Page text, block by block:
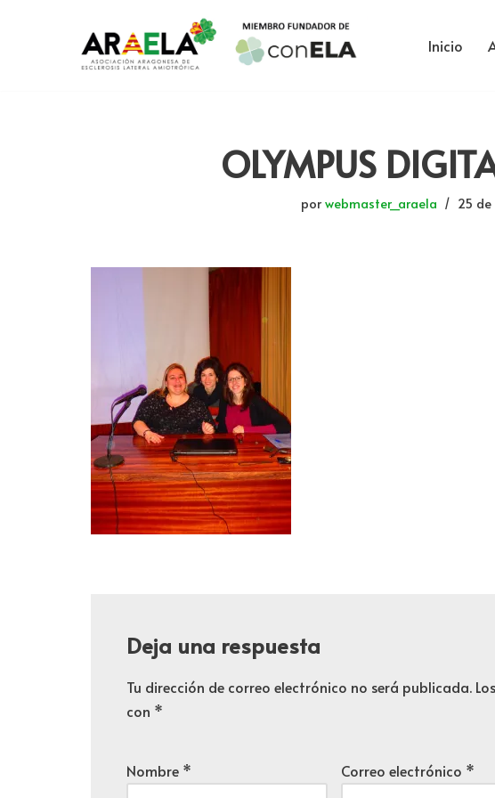
Inicio
OLYMPUS
por webmaster_araela 25 de
Deja una respuesta
Tu dirección de correo electrónico no será publicada.
con *
Nombre * Correo electrónico *